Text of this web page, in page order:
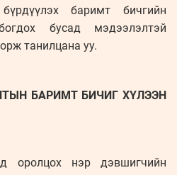
баримт бичгийн
бусад мэдээлэлтэй
танилцана уу.
БАРИМТ БИЧИГ ХҮЛЭЭН
оролцох нэр дэвшигчийн